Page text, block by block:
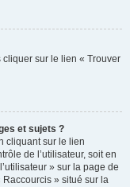
sur le lien « Trouver
et sujets ?
cliquant sur le lien
de l’utilisateur, soit en
» sur la page de
» situé sur la